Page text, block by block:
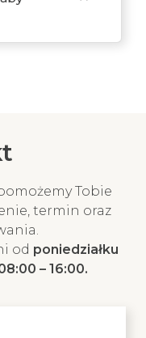
Tobie
termin oraz
od poniedziałku
– 16:00.